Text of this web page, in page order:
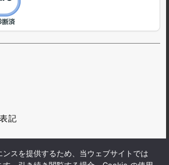
記
ンスを提供するため、当ウェブサイトでは